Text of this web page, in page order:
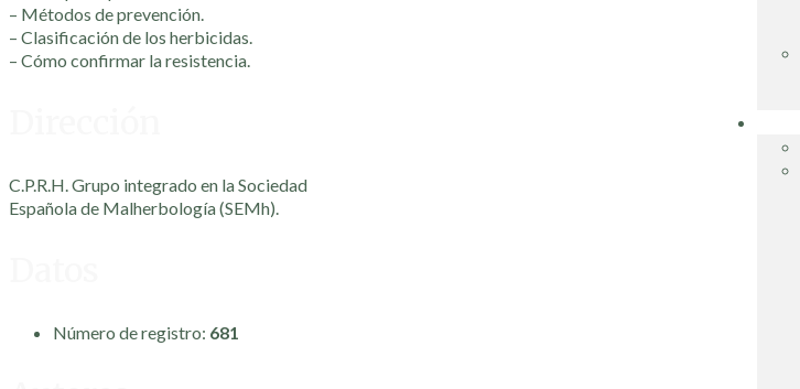
– Métodos de prevención.
– Clasificación de los herbicidas.
– Cómo confirmar la resistencia.
C.P.R.H. Grupo integrado en la Sociedad
Española de Malherbología (SEMh).
Número de registro: 681